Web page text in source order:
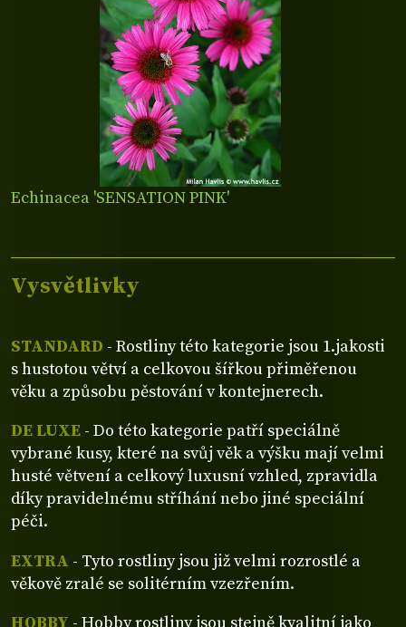
Echinacea 'SENSATION PINK'
Vysvětlivky
STANDARD - Rostliny této kategorie jsou 1.jakosti
s hustotou větví a celkovou šířkou přiměřenou
věku a způsobu pěstování v kontejnerech.
DE LUXE - Do této kategorie patří speciálně
vybrané kusy, které na svůj věk a výšku mají velmi
husté větvení a celkový luxusní vzhled, zpravidla
díky pravidelnému stříhání nebo jiné speciální
péči.
EXTRA - Tyto rostliny jsou již velmi rozrostlé a
věkově zralé se solitérním vzezřením.
HOBBY - Hobby rostliny jsou stejně kvalitní jako